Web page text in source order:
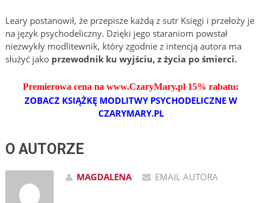
Leary postanowił, że przepisze każdą z sutr Księgi i przełoży je
na język psychodeliczny. Dzięki jego staraniom powstał
niezwykły modlitewnik, który zgodnie z intencją autora ma
służyć jako przewodnik ku wyjściu, z życia po śmierci.
Premierowa cena na www.CzaryMary.pl 15%rabatu:
ZOBACZ KSIĄŻKĘ MODLITWY PSYCHODELICZNE W
CZARYMARY.PL
O AUTORZE
MAGDALENA EMAIL AUTORA